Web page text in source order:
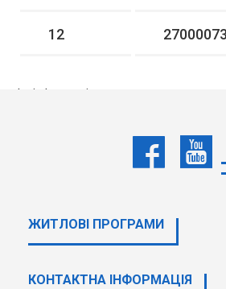
12
* - інформація поновлюється один
ЖИТЛОВІ ПРОГРАМИ
КОНТАКТНА ІНФОРМАЦІЯ